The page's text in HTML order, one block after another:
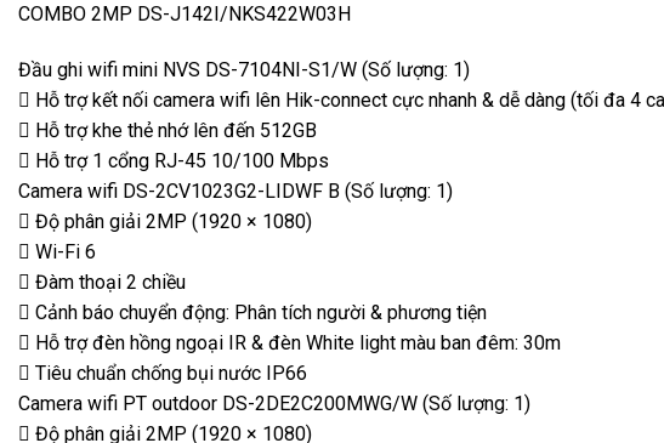
COMBO 2MP DS-J142I/NKS422W03H
Đầu ghi wifi mini NVS DS-7104NI-S1/W (Số lượng: 1)
 Hỗ trợ kết nối camera wifi lên Hik-connect cực nhanh & dễ dàng (tối đa 4
 Hỗ trợ khe thẻ nhớ lên đến 512GB
 Hỗ trợ 1 cổng RJ-45 10/100 Mbps
Camera wifi DS-2CV1023G2-LIDWF B (Số lượng: 1)
 Độ phân giải 2MP (1920 × 1080)
 Wi-Fi 6
 Đàm thoại 2 chiều
 Cảnh báo chuyển động: Phân tích người & phương tiện
 Hỗ trợ đèn hồng ngoại IR & đèn White light màu ban đêm: 30m
 Tiêu chuẩn chống bụi nước IP66
Camera wifi PT outdoor DS-2DE2C200MWG/W (Số lượng: 1)
 Độ phân giải 2MP (1920 × 1080)